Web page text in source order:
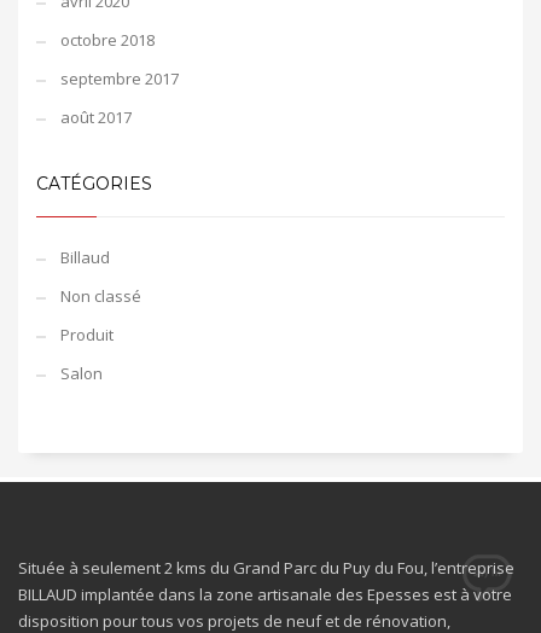
octobre 2018
septembre 2017
août 2017
CATÉGORIES
Billaud
Non classé
Produit
Salon
Située à seulement 2 kms du Grand Parc du Puy du Fou, l’entreprise
BILLAUD implantée dans la zone artisanale des Epesses est à votre
disposition pour tous vos projets de neuf et de rénovation,